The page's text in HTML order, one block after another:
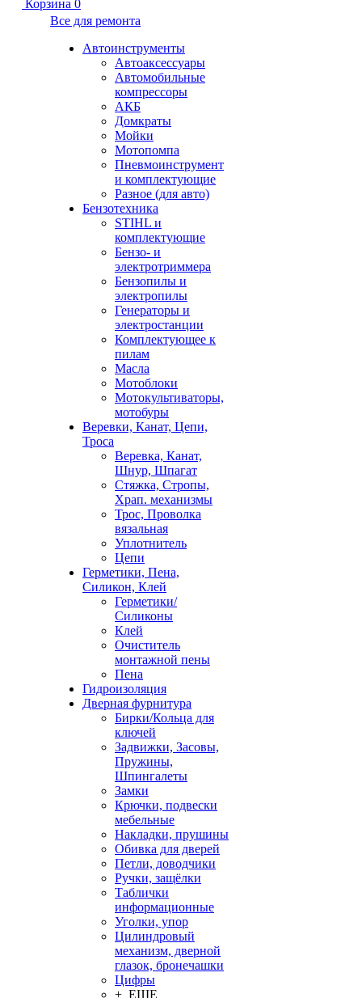
Корзина 0
Все для ремонта
Автоинструменты
Автоаксессуары
Автомобильные
компрессоры
АКБ
Домкраты
Мойки
Мотопомпа
Пневмоинструмент
и комплектующие
Разное (для авто)
Бензотехника
STIHL и
комплектующие
Бензо- и
электротриммера
Бензопилы и
электропилы
Генераторы и
электростанции
Комплектующее к
пилам
Масла
Мотоблоки
Мотокультиваторы,
мотобуры
Веревки, Канат, Цепи,
Троса
Веревка, Канат,
Шнур, Шпагат
Стяжка, Стропы,
Храп. механизмы
Трос, Проволка
вязальная
Уплотнитель
Цепи
Герметики, Пена,
Силикон, Клей
Герметики/
Силиконы
Клей
Очиститель
монтажной пены
Пена
Гидроизоляция
Дверная фурнитура
Бирки/Кольца для
ключей
Задвижки, Засовы,
Пружины,
Шпингалеты
Замки
Крючки, подвески
мебельные
Накладки, прушины
Обивка для дверей
Петли, доводчики
Ручки, защёлки
Таблички
информационные
Уголки, упор
Цилиндровый
механизм, дверной
глазок, бронечашки
Цифры
+ ЕЩЕ